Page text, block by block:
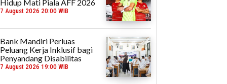
Hidup Mati Piala AFF 2026
7 August 2026 20:00 WIB
Bank Mandiri Perluas
Peluang Kerja Inklusif bagi
Penyandang Disabilitas
7 August 2026 19:00 WIB